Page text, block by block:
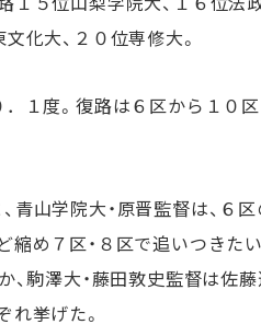
化大、２０位専修大。
１度。復路は６区から１０
山学院大・原晋監督は、６
め７区・８区で追いつきた
駒澤大・藤田敦史監督は佐藤
れ挙げた。